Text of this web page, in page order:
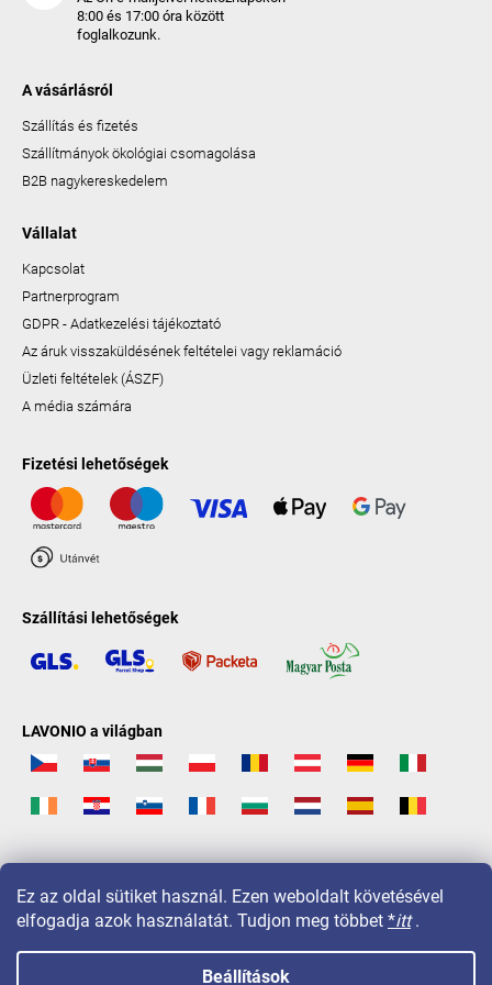
Ez az oldal sütiket használ. Ezen weboldalt követésével
elfogadja azok használatát. Tudjon meg többet *itt.
Beállítások
8:00 és 17:00 óra között
foglalkozunk.
A vásárlásról
Szállítás és fizetés
Szállítmányok ökológiai csomagolása
B2B nagykereskedelem
Vállalat
Kapcsolat
Partnerprogram
GDPR - Adatkezelési tájékoztató
Az áruk visszaküldésének feltételei vagy reklamáció
Üzleti feltételek (ÁSZF)
A média számára
Fizetési lehetőségek
Szállítási lehetőségek
LAVONIO a világban